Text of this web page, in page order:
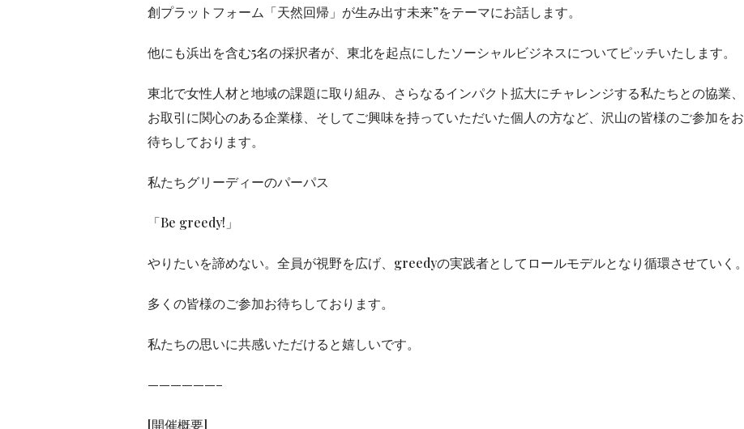
創プラットフォーム「天然回帰」が生み出す未来”をテーマにお話します。
他にも浜出を含む5名の採択者が、東北を起点にしたソーシャルビジネスについてピッチいたします。
東北で女性人材と地域の課題に取り組み、さらなるインパクト拡大にチャレンジする私たちとの協業、
お取引に関心のある企業様、そしてご興味を持っていただいた個人の方など、沢山の皆様のご参加をお
待ちしております。
私たちグリーディーのパーパス
「Be greedy!」
やりたいを諦めない。全員が視野を広げ、greedyの実践者としてロールモデルとなり循環させていく。
多くの皆様のご参加お待ちしております。
私たちの思いに共感いただけると嬉しいです。
——————–
[開催概要]